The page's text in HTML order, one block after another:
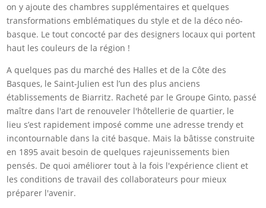
on y ajoute des chambres supplémentaires et quelques
transformations emblématiques du style et de la déco néo-
basque. Le tout concocté par des designers locaux qui portent
haut les couleurs de la région !
A quelques pas du marché des Halles et de la Côte des
Basques, le Saint-Julien est l’un des plus anciens
établissements de Biarritz. Racheté par le Groupe Ginto, passé
maître dans l'art de renouveler l'hôtellerie de quartier, le
lieu s’est rapidement imposé comme une adresse trendy et
incontournable dans la cité basque. Mais la bâtisse construite
en 1895 avait besoin de quelques rajeunissements bien
pensés. De quoi améliorer tout à la fois l'expérience client et
les conditions de travail des collaborateurs pour mieux
préparer l'avenir.